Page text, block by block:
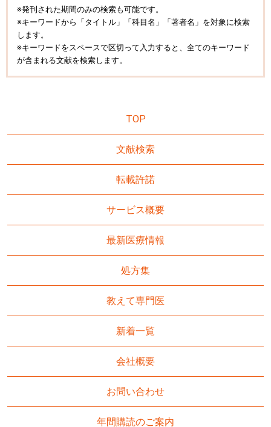
※発刊された期間のみの検索も可能です。
※キーワードから「タイトル」「科目名」「著者名」を対象に検索
します。
※キーワードをスペースで区切って入力すると、全てのキーワード
が含まれる文献を検索します。
TOP
文献検索
転載許諾
サービス概要
最新医療情報
処方集
教えて専門医
新着一覧
会社概要
お問い合わせ
年間購読のご案内